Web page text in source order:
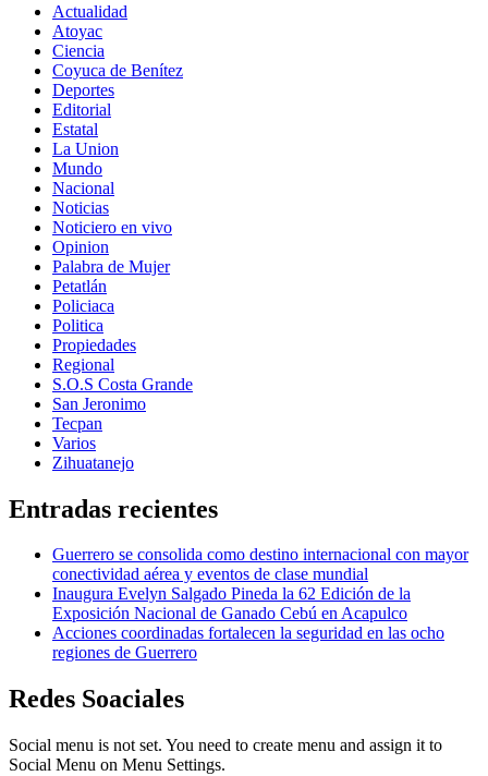
Actualidad
Atoyac
Ciencia
Coyuca de Benítez
Deportes
Editorial
Estatal
La Union
Mundo
Nacional
Noticias
Noticiero en vivo
Opinion
Palabra de Mujer
Petatlán
Policiaca
Politica
Propiedades
Regional
S.O.S Costa Grande
San Jeronimo
Tecpan
Varios
Zihuatanejo
Entradas recientes
Guerrero se consolida como destino internacional con mayor
conectividad aérea y eventos de clase mundial
Inaugura Evelyn Salgado Pineda la 62 Edición de la
Exposición Nacional de Ganado Cebú en Acapulco
Acciones coordinadas fortalecen la seguridad en las ocho
regiones de Guerrero
Redes Soaciales
Social menu is not set. You need to create menu and assign it to
Social Menu on Menu Settings.